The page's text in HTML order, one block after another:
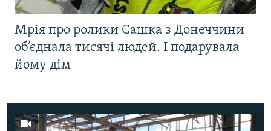
Мрія про ролики Сашка з Донеччини
об’єднала тисячі людей. І подарувала
йому дім